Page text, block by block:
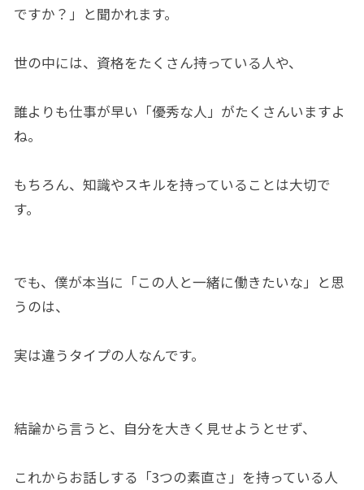
ですか？」と聞かれます。
世の中には、資格をたくさん持っている人や、
誰よりも仕事が早い「優秀な人」がたくさんいますよ
ね。
もちろん、知識やスキルを持っていることは大切で
す。
でも、僕が本当に「この人と一緒に働きたいな」と思
うのは、
実は違うタイプの人なんです。
結論から言うと、自分を大きく見せようとせず、
これからお話しする「3つの素直さ」を持っている人